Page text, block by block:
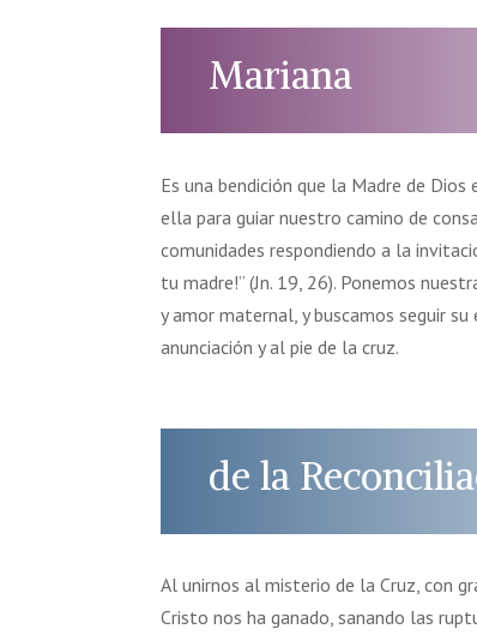
Mariana
Es una bendición que la Madre de
ella para guiar nuestro camino de
comunidades respondiendo a la
tu madre!” (Jn. 19, 26). Ponemos
y amor maternal, y buscamos seguir
anunciación y al pie de la cruz.
de la
Al unirnos al misterio de la Cruz, con
Cristo nos ha ganado, sanando las